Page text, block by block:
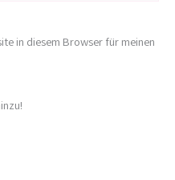
in diesem Browser für meinen